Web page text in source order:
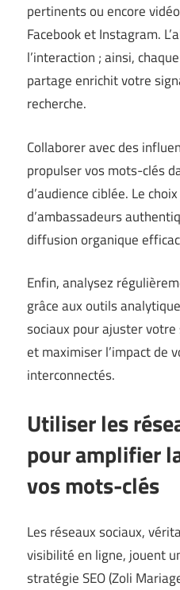
pertinents ou encore
Facebook et Instagram.
l’interaction ; ainsi,
partage enrichit votre
recherche.
Collaborer avec des
propulser vos mots-clés
d’audience ciblée. Le
d’ambassadeurs
diffusion organique
Enfin, analysez
grâce aux outils
sociaux pour ajuster
et maximiser l’impact de
interconnectés.
Utiliser les
pour amplifier
vos mots-clés
Les réseaux sociaux,
visibilité en ligne, jouent
stratégie SEO (Zoli